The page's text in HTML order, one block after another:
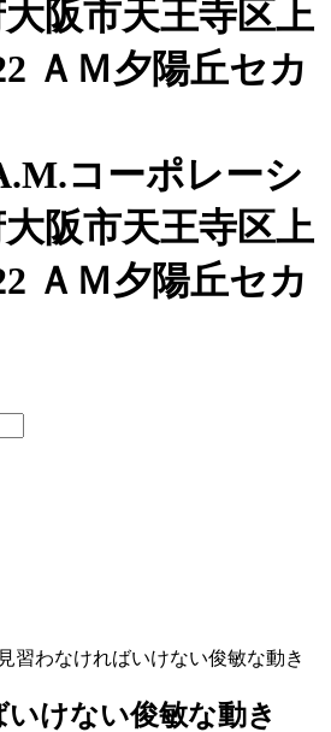
見習わなければいけない俊敏な動き
いけない俊敏な動き